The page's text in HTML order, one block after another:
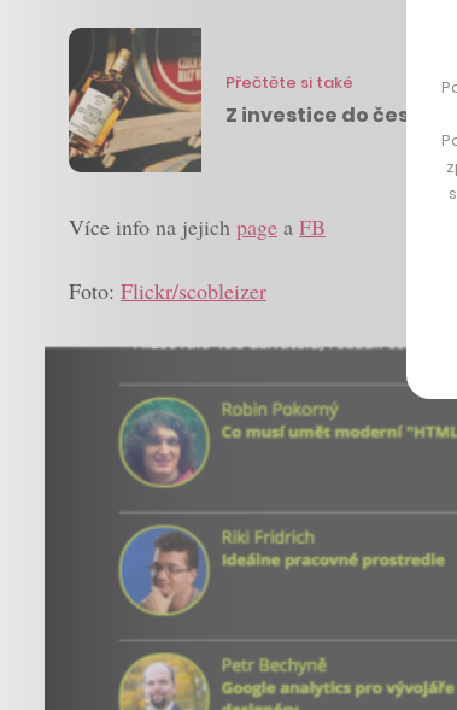
Přečtěte si také
Z investice do české
Více info na jejich page a FB
Foto: Flickr/scobleizer